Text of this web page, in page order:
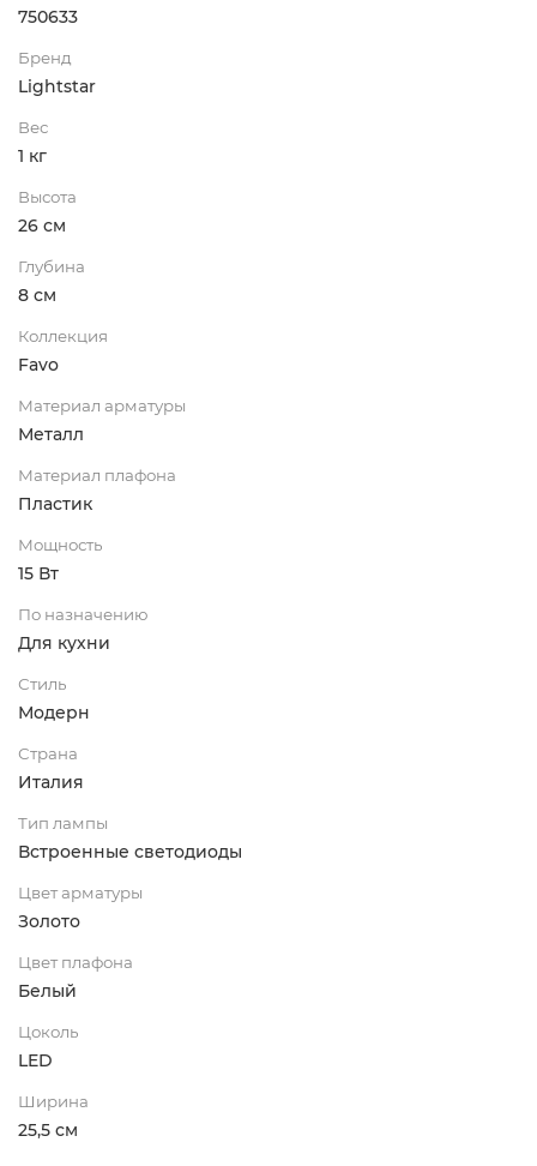
750633
Бренд
Lightstar
Вес
1 кг
Высота
26 см
Глубина
8 см
Коллекция
Favo
Материал арматуры
Металл
Материал плафона
Пластик
Мощность
15 Вт
По назначению
Для кухни
Стиль
Модерн
Страна
Италия
Тип лампы
Встроенные светодиоды
Цвет арматуры
Золото
Цвет плафона
Белый
Цоколь
LED
Ширина
25,5 см